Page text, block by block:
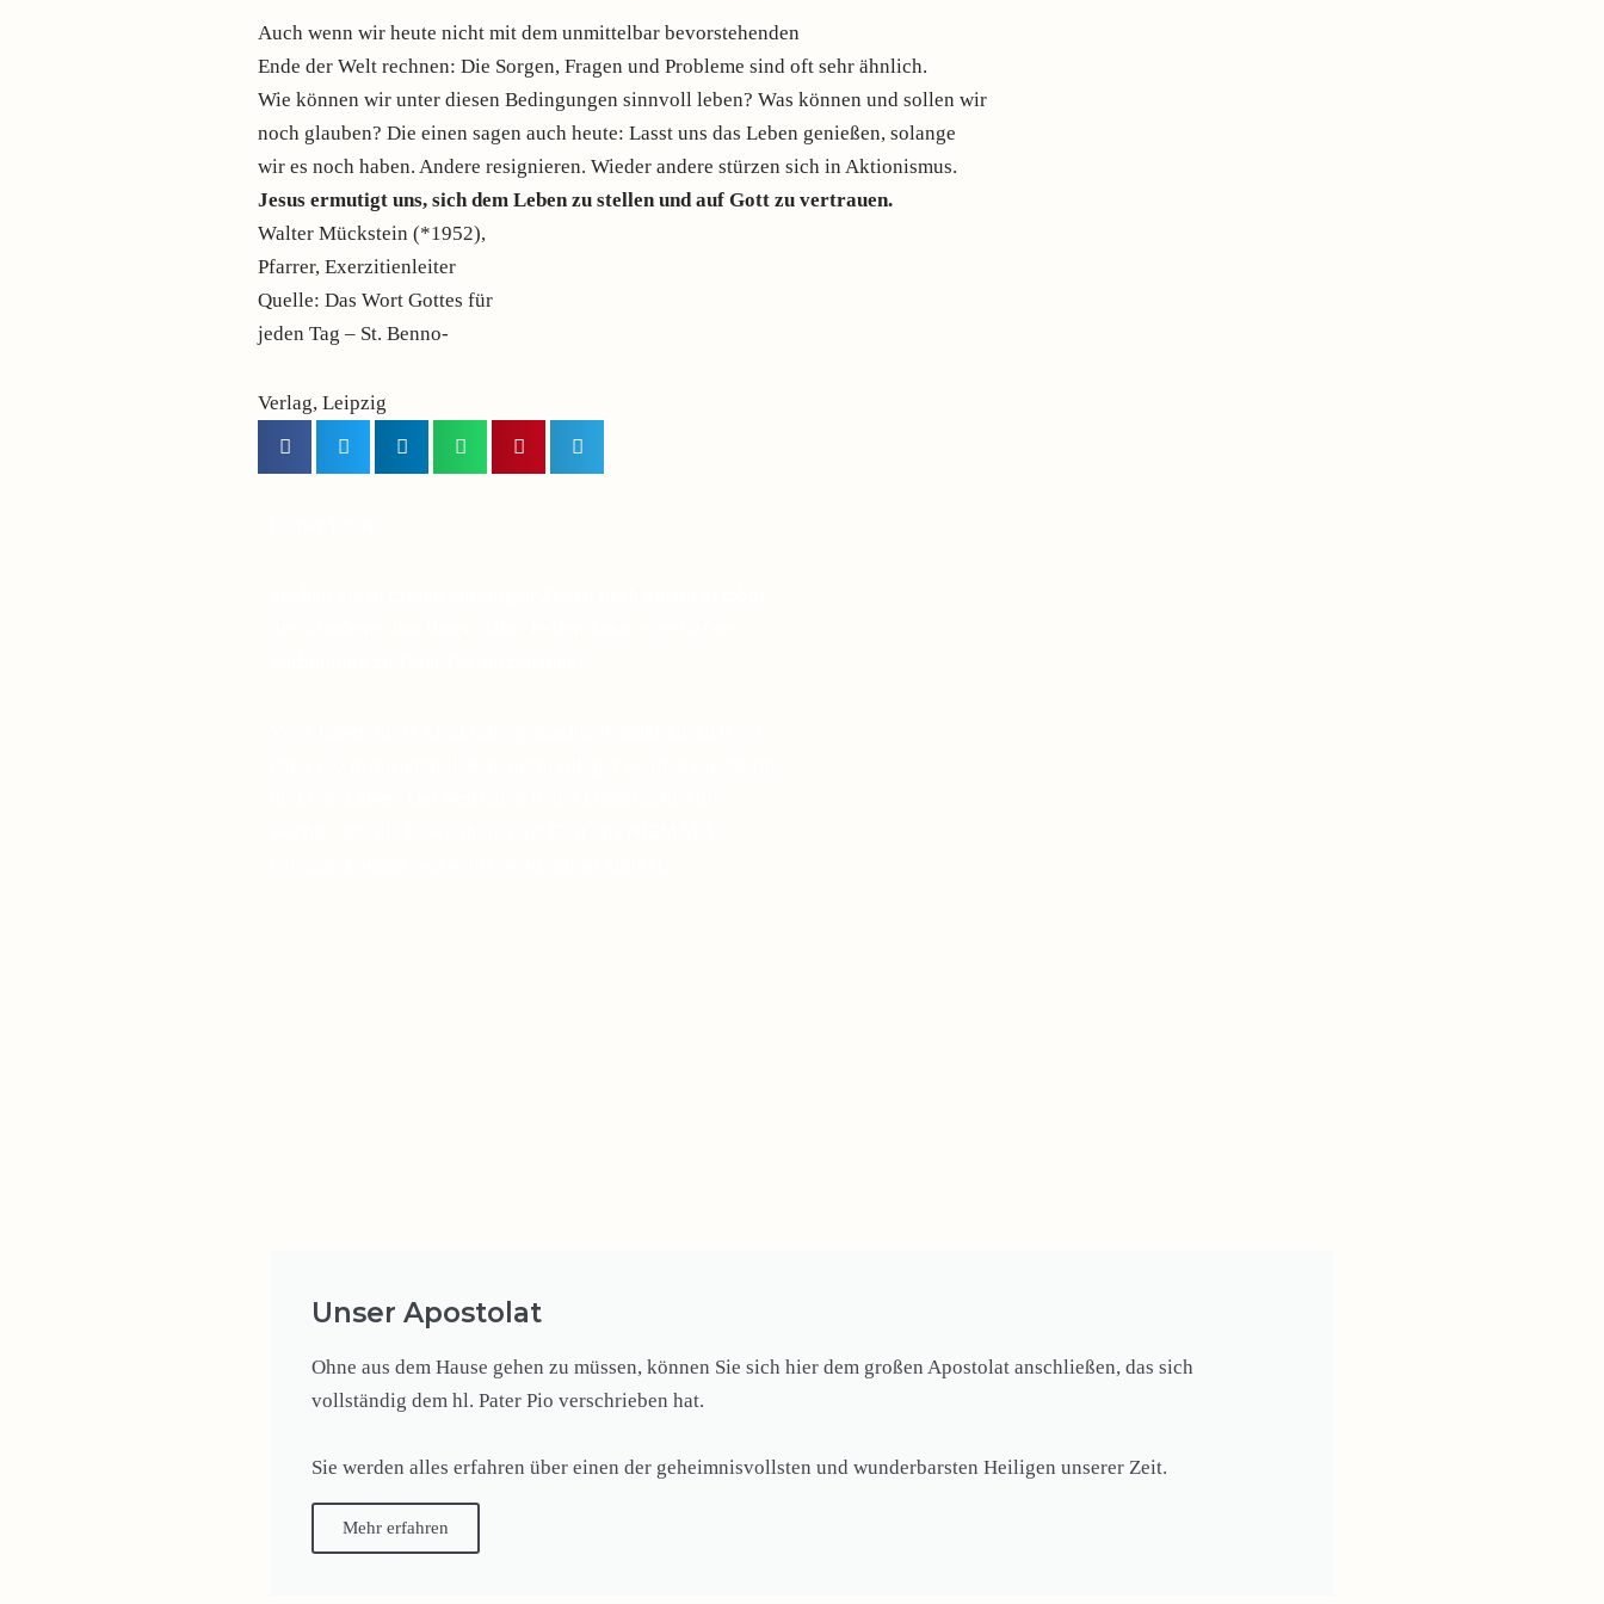
Auch wenn wir heute nicht mit dem unmittelbar bevorstehenden
Ende der Welt rechnen: Die Sorgen, Fragen und Probleme sind oft sehr ähnlich.
Wie können wir unter diesen Bedingungen sinnvoll leben? Was können und sollen wir
noch glauben? Die einen sagen auch heute: Lasst uns das Leben genießen, solange
wir es noch haben. Andere resignieren. Wieder andere stürzen sich in Aktionismus.
Jesus ermutigt uns, sich dem Leben zu stellen und auf Gott zu vertrauen.
Walter Mückstein (*1952),
Pfarrer, Exerzitienleiter
Quelle: Das Wort Gottes für
jeden Tag – St. Benno-
Verlag, Leipzig
Unser Apostolat
Ohne aus dem Hause gehen zu müssen, können Sie sich hier dem großen Apostolat anschließen, das sich
vollständig dem hl. Pater Pio verschrieben hat.
Sie werden alles erfahren über einen der geheimnisvollsten und wunderbarsten Heiligen unserer Zeit.
Mehr erfahren